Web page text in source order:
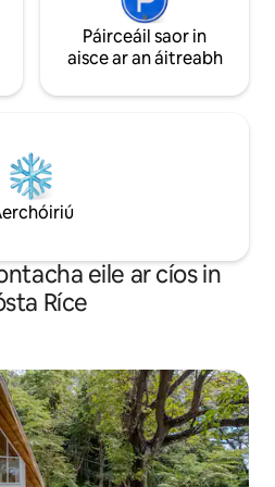
Páirceáil saor in
aisce ar an áitreabh
eile ar cíos in
Ríce